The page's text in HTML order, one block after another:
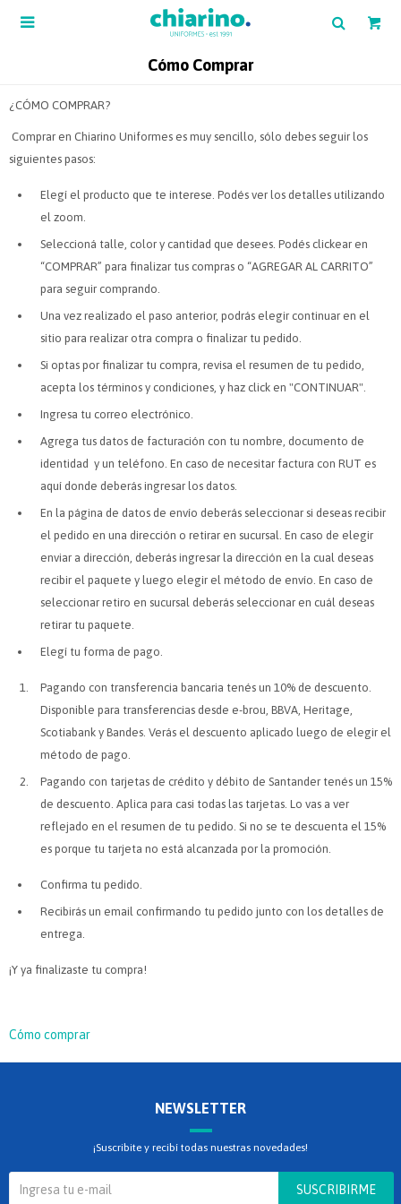

Cómo Comprar
¿CÓMO COMPRAR?
Comprar en Chiarino Uniformes es muy sencillo, sólo debes seguir los
siguientes pasos:
Elegí el producto que te interese. Podés ver los detalles utilizando
el zoom.
Seleccioná talle, color y cantidad que desees. Podés clickear en
“COMPRAR” para finalizar tus compras o “AGREGAR AL CARRITO”
para seguir comprando.
Una vez realizado el paso anterior, podrás elegir continuar en el
sitio para realizar otra compra o finalizar tu pedido.
Si optas por finalizar tu compra, revisa el resumen de tu pedido,
acepta los términos y condiciones, y haz click en "CONTINUAR".
Ingresa tu correo electrónico.
Agrega tus datos de facturación con tu nombre, documento de
identidad y un teléfono. En caso de necesitar factura con RUT es
aquí donde deberás ingresar los datos.
En la página de datos de envío deberás seleccionar si deseas recibir
el pedido en una dirección o retirar en sucursal. En caso de elegir
enviar a dirección, deberás ingresar la dirección en la cual deseas
recibir el paquete y luego elegir el método de envío. En caso de
seleccionar retiro en sucursal deberás seleccionar en cuál deseas
retirar tu paquete.
Elegí tu forma de pago.
Pagando con transferencia bancaria tenés un 10% de descuento.
Disponible para transferencias desde e-brou, BBVA, Heritage,
Scotiabank y Bandes. Verás el descuento aplicado luego de elegir el
método de pago.
Pagando con tarjetas de crédito y débito de Santander tenés un 15%
de descuento. Aplica para casi todas las tarjetas. Lo vas a ver
reflejado en el resumen de tu pedido. Si no se te descuenta el 15%
es porque tu tarjeta no está alcanzada por la promoción.
Confirma tu pedido.
Recibirás un email confirmando tu pedido junto con los detalles de
entrega.
¡Y ya finalizaste tu compra!
Cómo comprar
NEWSLETTER
¡Suscribite y recibí todas nuestras novedades!
SUSCRIBIRME